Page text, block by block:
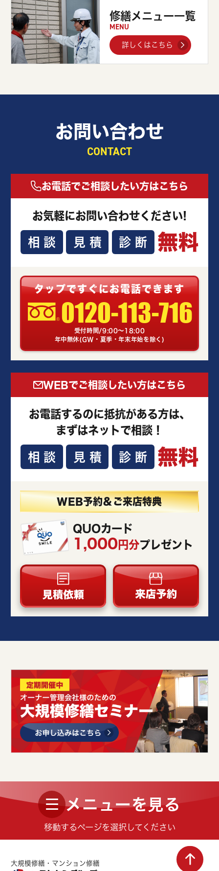
修繕メニュー一覧
MENU
詳しくはこちら
お問い合わせ
CONTACT
お電話でご相談したい方はこちら
お気軽にお問い合わせください!
相談 見積 診断 無料
タップですぐにお電話できます
0120-113-716
受付時間/9:00～18:00
年中無休(GW・夏季・年末年始を除く)
WEBでご相談したい方はこちら
お電話するのに抵抗がある方は、
まずはネットで相談！
相談 見積 診断 無料
WEB予約＆ご来店特典
QUOカード
1,000円分プレゼント
メニューを見る
移動するページを選択してください
大規模修繕・マンション修繕